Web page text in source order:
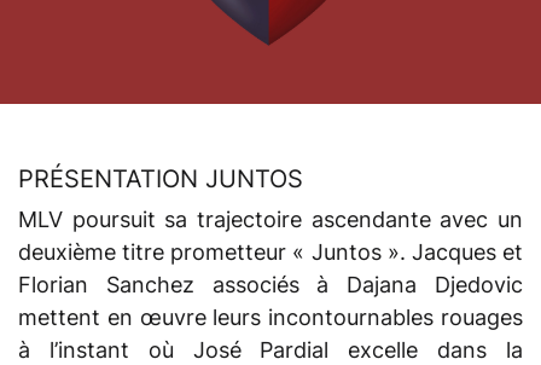
PRÉSENTATION JUNTOS
MLV poursuit sa trajectoire ascendante avec un
deuxième titre prometteur « Juntos ». Jacques et
Florian Sanchez associés à Dajana Djedovic
mettent en œuvre leurs incontournables rouages
à l’instant où José Pardial excelle dans la